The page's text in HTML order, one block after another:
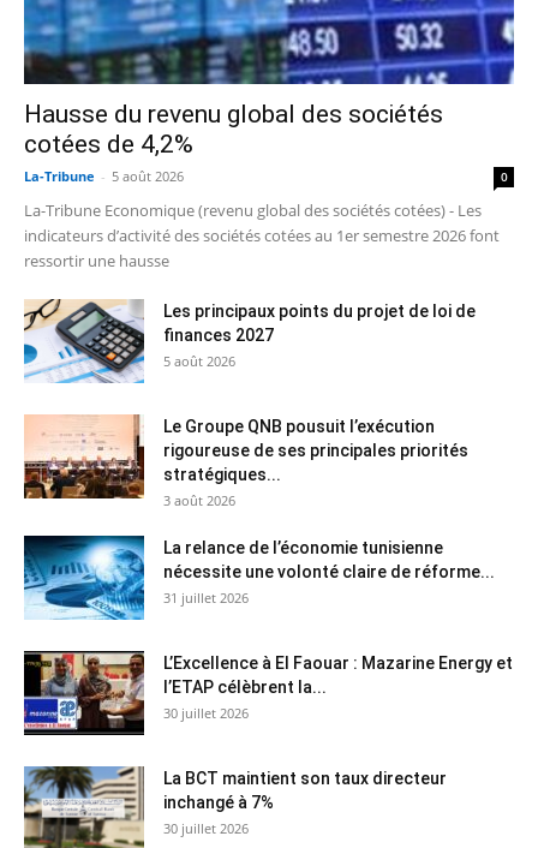
Hausse du revenu global des sociétés
cotées de 4,2%
La-Tribune - 5 août 2026 0
La-Tribune Economique (revenu global des sociétés cotées) - Les
indicateurs d’activité des sociétés cotées au 1er semestre 2026 font
ressortir une hausse
Les principaux points du projet de loi de
finances 2027
5 août 2026
Le Groupe QNB pousuit l’exécution
rigoureuse de ses principales priorités
stratégiques...
3 août 2026
La relance de l’économie tunisienne
nécessite une volonté claire de réforme...
31 juillet 2026
L’Excellence à El Faouar : Mazarine Energy et
l’ETAP célèbrent la...
30 juillet 2026
La BCT maintient son taux directeur
inchangé à 7%
30 juillet 2026